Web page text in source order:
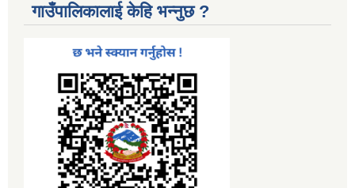
गाउँपालिकालाई केहि भन्नुछ ?